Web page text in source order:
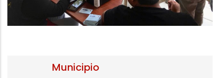
Municipio